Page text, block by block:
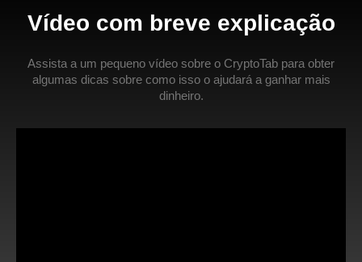
Vídeo com breve explicação
Assista a um pequeno vídeo sobre o CryptoTab para obter
algumas dicas sobre como isso o ajudará a ganhar mais
dinheiro.